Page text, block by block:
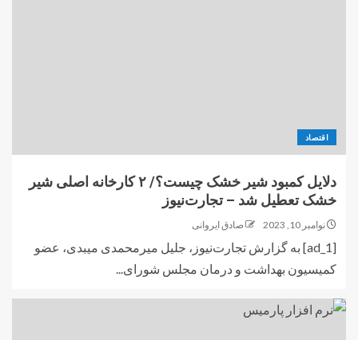
اقتصاد
دلایل کمبود شیر خشک چیست؟/ ۲ کارخانه اصلی شیر
خشک تعطیل شد – تجارت‌نیوز
نوامبر 10, 2023 صادق ایروانی
[ad_1] به گزارش تجارت‌نیوز، جلیل میرمحمدی میبدی، عضو
کمیسیون بهداشت و درمان مجلس شورای...